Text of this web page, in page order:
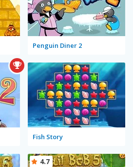
Penguin Diner 2
Fish Story
4.7